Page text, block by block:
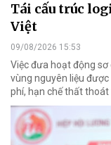
Tái cấu trúc
Việt
09/08/2026 15:53
Việc đưa hoạt động sơ
vùng nguyên liệu
phí, hạn chế thất thoát